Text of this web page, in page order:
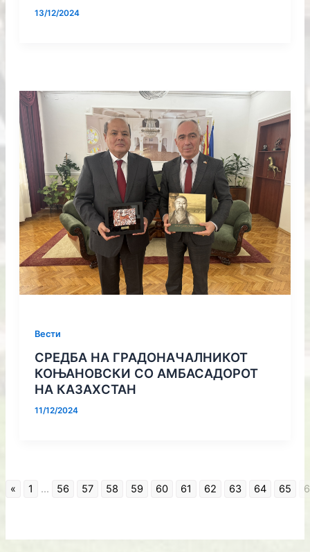
13/12/2024
Вести
СРЕДБА НА ГРАДОНАЧАЛНИКОТ
КОЊАНОВСКИ СО АМБАСАДОРОТ
НА КАЗАХСТАН
11/12/2024
« 1 ... 56 57 58 59 60 61 62 63 64 65